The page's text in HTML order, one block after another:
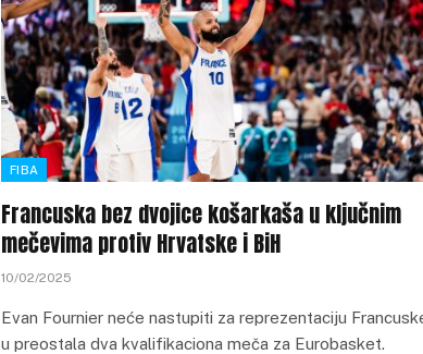
FIBA
Francuska bez dvojice košarkaša u ključnim
mečevima protiv Hrvatske i BiH
10/02/2025
Evan Fournier neće nastupiti za reprezentaciju
u preostala dva kvalifikaciona meča za Eurobasket.